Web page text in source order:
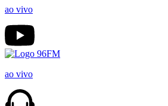
ao vivo
ao vivo